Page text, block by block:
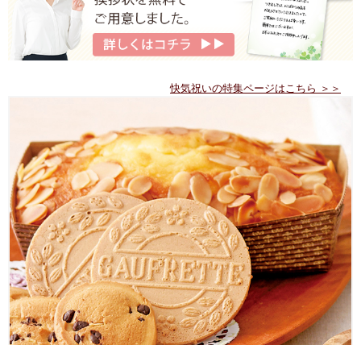
快気祝いの特集ページはこちら ＞＞